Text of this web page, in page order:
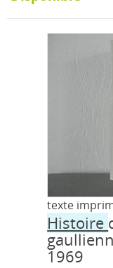
texte
Histoire
1969